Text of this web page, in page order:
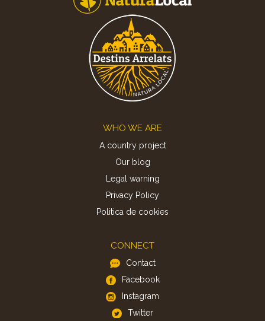
WHO WE ARE
A country project
Our blog
Legal warning
Privacy Policy
Politica de cookies
CONNECT
Contact
Facebook
Instagram
Twitter